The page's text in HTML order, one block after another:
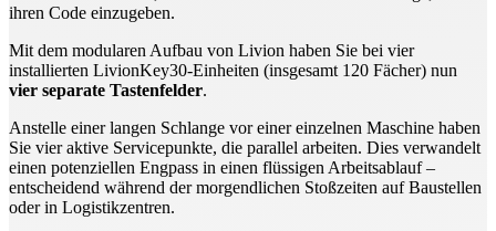
ihren Code einzugeben.
Mit dem modularen Aufbau von Livion haben Sie bei vier
installierten LivionKey30-Einheiten (insgesamt 120 Fächer) nun
vier separate Tastenfelder.
Anstelle einer langen Schlange vor einer einzelnen Maschine haben
Sie vier aktive Servicepunkte, die parallel arbeiten. Dies verwandelt
einen potenziellen Engpass in einen flüssigen Arbeitsablauf –
entscheidend während der morgendlichen Stoßzeiten auf Baustellen
oder in Logistikzentren.